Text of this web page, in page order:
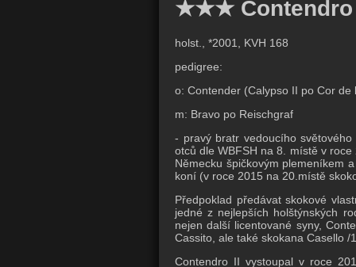
★★★ Contendro
holst., *2001, KVH 168
pedigree:
o: Contender (Calypso II po Cor de
m: Bravo po Reischgraf
- pravý bratr vedoucího
otců dle WBFSH na 8. místě v
Německu špičkovým plemeníkem
koní (v roce 2015 na 20.místě
Předpoklad předávat skokové
jedné z nejlepších holštýnských
nejen další licentované syny,
Cassito, ale také skokana Casello
Contendro II vystoupal v roce